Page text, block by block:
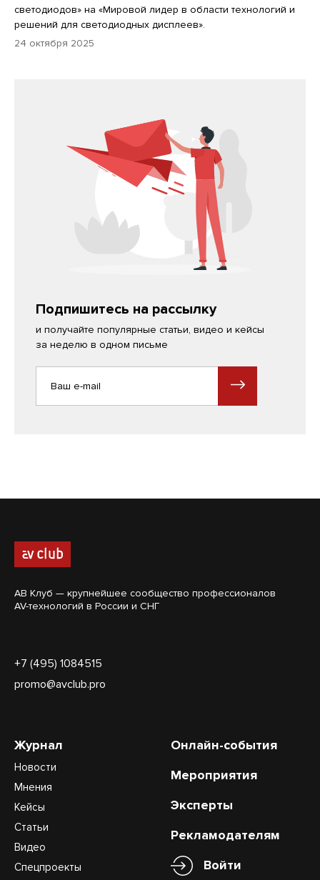
светодиодов» на «Мировой лидер в области технологий и
решений для светодиодных дисплеев».
24 октября 2025
Подпишитесь на рассылку
и получайте популярные статьи, видео и кейсы
за неделю в одном письме
АВ Клуб — крупнейшее сообщество профессионалов
AV-технологий в России и СНГ
+7 (495) 1084515
promo@avclub.pro
Журнал
Новости
Мнения
Кейсы
Статьи
Видео
Спецпроекты
Онлайн-события
Мероприятия
Эксперты
Рекламодателям
Войти